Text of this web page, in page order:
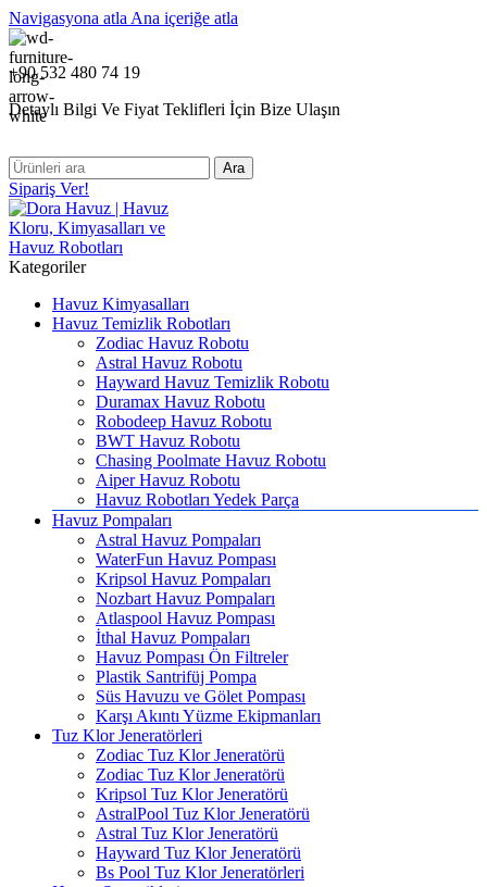
Navigasyona atla Ana içeriğe atla
+90 532 480 74 19
Detaylı Bilgi Ve Fiyat Teklifleri İçin Bize Ulaşın
Ara
Sipariş Ver!
Kategoriler
Havuz Kimyasalları
Havuz Temizlik Robotları
Zodiac Havuz Robotu
Astral Havuz Robotu
Hayward Havuz Temizlik Robotu
Duramax Havuz Robotu
Robodeep Havuz Robotu
BWT Havuz Robotu
Chasing Poolmate Havuz Robotu
Aiper Havuz Robotu
Havuz Robotları Yedek Parça
Havuz Pompaları
Astral Havuz Pompaları
WaterFun Havuz Pompası
Kripsol Havuz Pompaları
Nozbart Havuz Pompaları
Atlaspool Havuz Pompası
İthal Havuz Pompaları
Havuz Pompası Ön Filtreler
Plastik Santrifüj Pompa
Süs Havuzu ve Gölet Pompası
Karşı Akıntı Yüzme Ekipmanları
Tuz Klor Jeneratörleri
Zodiac Tuz Klor Jeneratörü
Zodiac Tuz Klor Jeneratörü
Kripsol Tuz Klor Jeneratörü
AstralPool Tuz Klor Jeneratörü
Astral Tuz Klor Jeneratörü
Hayward Tuz Klor Jeneratörü
Bs Pool Tuz Klor Jeneratörleri